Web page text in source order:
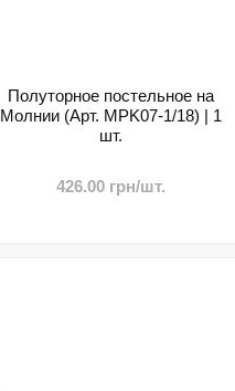
Полуторное постельное на
Молнии (Арт. MPK07-1/18) | 1
шт.
426.00 грн/шт.